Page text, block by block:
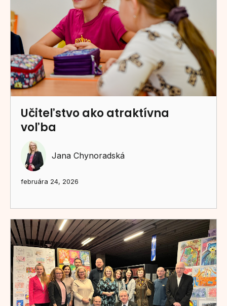
Učiteľstvo ako atraktívna
voľba
Jana Chynoradská
februára 24, 2026